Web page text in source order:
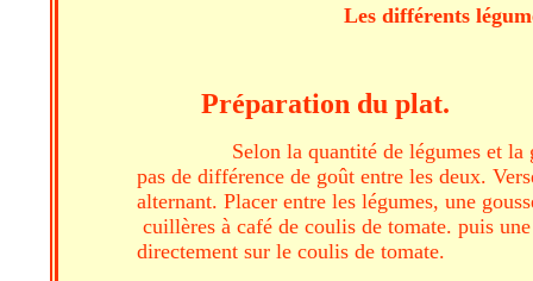
Les
Préparation du plat.
Selon la quantité de légumes et
pas de différence de goût entre les deux.
alternant. Placer entre les légumes, une
cuillères à café de coulis de tomate. puis
directement sur le coulis de tomate.